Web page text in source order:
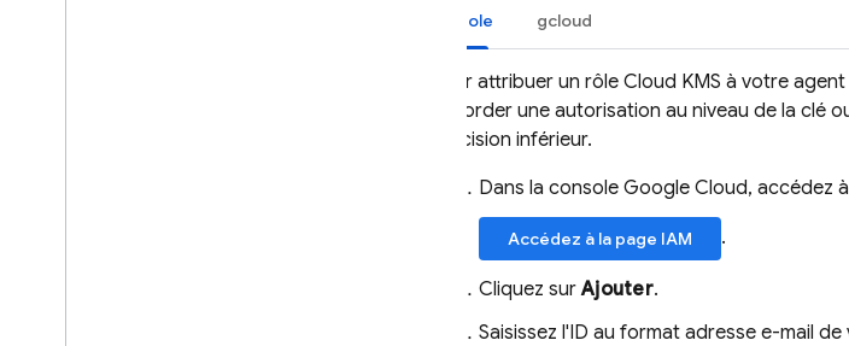
Console gcloud
Pour attribuer un rôle Cloud KMS à votre
accorder une autorisation au niveau de la clé
précision inférieur.
Dans la console Google Cloud, accédez
Accédez à la page IAM .
Cliquez surAjouter.
Saisissez l'ID au format adresse e-mail